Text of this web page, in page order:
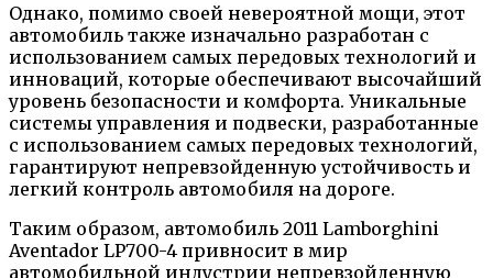
Однако, помимо своей невероятной мощи, этот
автомобиль также изначально разработан с
использованием самых передовых технологий и
инноваций, которые обеспечивают высочайший
уровень безопасности и комфорта. Уникальные
системы управления и подвески, разработанные
с использованием самых передовых технологий,
гарантируют непревзойденную устойчивость и
легкий контроль автомобиля на дороге.
Таким образом, автомобиль 2011 Lamborghini
Aventador LP700-4 привносит в мир
автомобильной индустрии непревзойденную